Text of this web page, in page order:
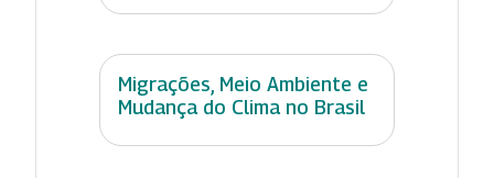
Migrações, Meio Ambiente e
Mudança do Clima no Brasil